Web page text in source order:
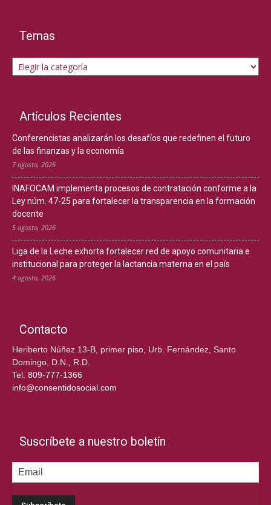
Temas
Temas
Artículos Recientes
Conferencistas analizarán los desafíos que redefinen el futuro
de las finanzas y la economía
7 agosto, 2026
INAFOCAM implementa procesos de contratación conforme a la
Ley núm. 47-25 para fortalecer la transparencia en la formación
docente
5 agosto, 2026
Liga de la Leche exhorta fortalecer red de apoyo comunitaria e
institucional para proteger la lactancia materna en el país
4 agosto, 2026
Contacto
Heriberto Núñez 13-B, primer piso, Urb. Fernández, Santo
Domingo, D.N., R.D.
Tel. 809-777-1366
info@consentidosocial.com
Suscríbete a nuestro boletín